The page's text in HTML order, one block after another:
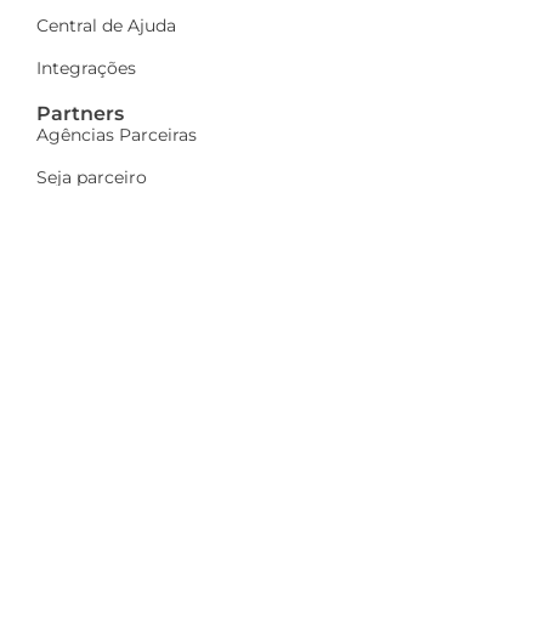
Central de Ajuda
Integrações
Partners
Agências Parceiras
Seja parceiro